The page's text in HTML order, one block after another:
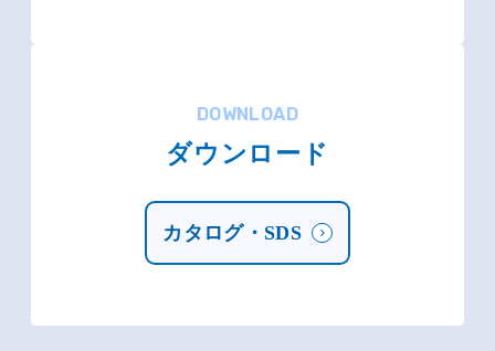
DOWNLOAD
ダウンロード
カタログ・SDS